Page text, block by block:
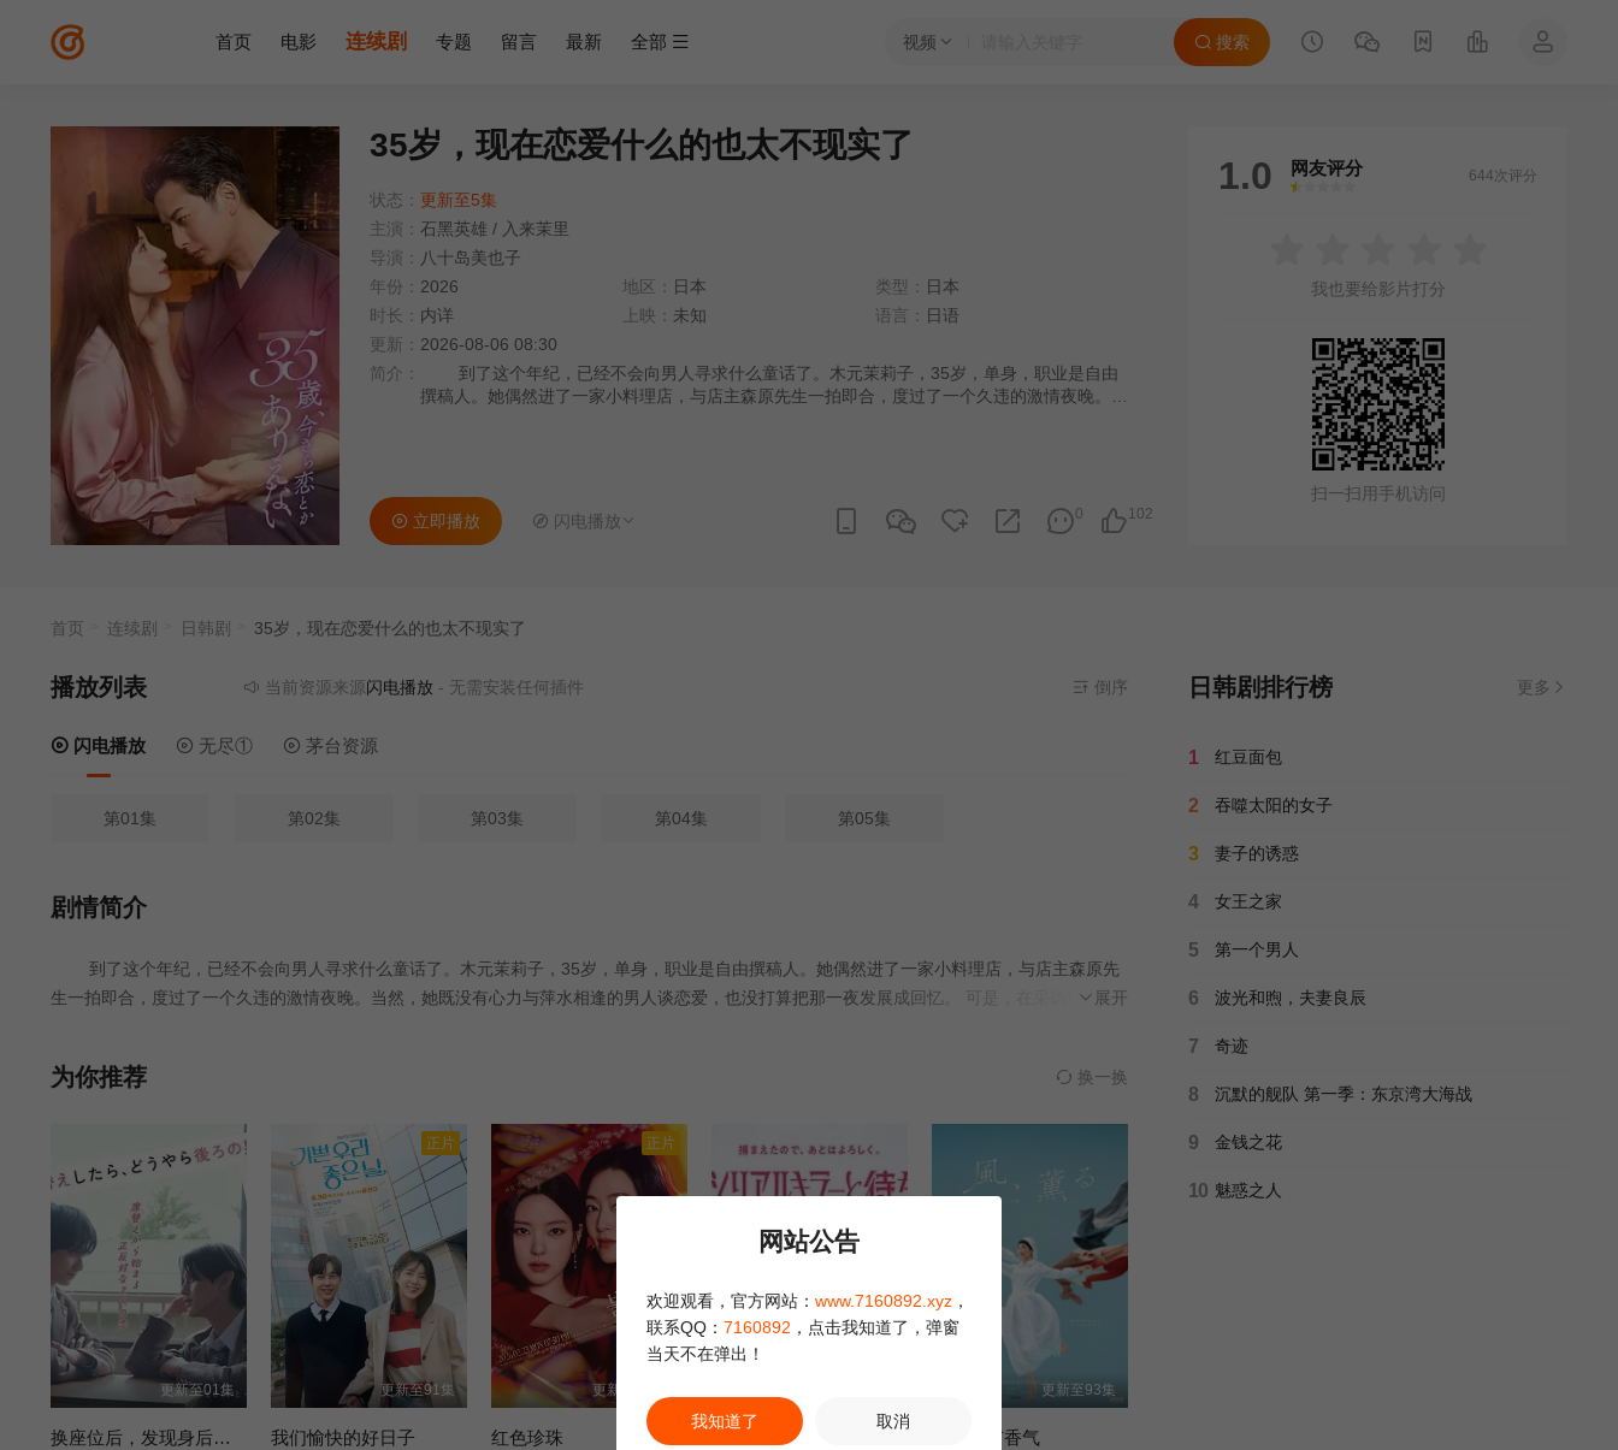
视频 搜索
首页 电影 连续剧 专题 留言 最新 全部
35岁，现在恋爱什么的也太不现实了
状态： 更新至5集
主演： 石黑英雄 / 入来茉里
导演： 八十岛美也子
年份： 2026 地区： 日本 类型： 日本
时长： 内详 上映： 未知 语言： 日语
更新： 2026-08-06 08:30
简介：
到了这个年纪，已经不会向男人寻求什么童话了。木元茉莉子，35岁，单身，职业是自由
撰稿人。她偶然进了一家小料理店，与店主森原先生一拍即合，度过了一个久违的激情夜晚。当
102
0
立即播放 闪电播放
1.0 网友评分
很差
较差还行推荐力荐
644次评分
我也要给影片打分
扫一扫用手机访问
首页 连续剧 日韩剧 35岁，现在恋爱什么的也太不现实了
播放列表 当前资源来源闪电播放- 无需安装任何插件 倒序
闪电播放 无尽① 茅台资源
第01集 第02集 第03集 第04集 第05集
剧情简介
到了这个年纪，已经不会向男人寻求什么童话了。木元茉莉子，35岁，单身，职业是自由撰稿人。她偶然进了一家小料理店，与店主森原先
生一拍即合，度过了一个久违的激情夜晚。当然，她既没有心力与萍水相逢的男人谈恋爱，也没打算把那一夜发展成回忆。 可是，在采访现场，
展开
为你推荐 换一换
更新至01集
换座位后，发现身后的男生好像喜欢我
正片
更新至91集
我们愉快的好日子
正片
更新至100集
红色珍珠
更新至93集
风，带有香气
日韩剧排行榜 更多
1 红豆面包
2 吞噬太阳的女子
3 妻子的诱惑
4 女王之家
5 第一个男人
6 波光和煦，夫妻良辰
7 奇迹
8 沉默的舰队 第一季：东京湾大海战
9 金钱之花
10 魅惑之人
网站公告
欢迎观看，官方网站： www.7160892.xyz ，
联系QQ： 7160892 ，点击我知道了，弹窗
当天不在弹出！
我知道了 取消